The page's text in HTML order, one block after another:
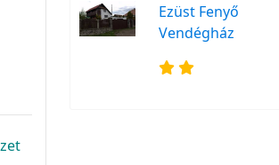
Ezüst Fenyő
Vendégház